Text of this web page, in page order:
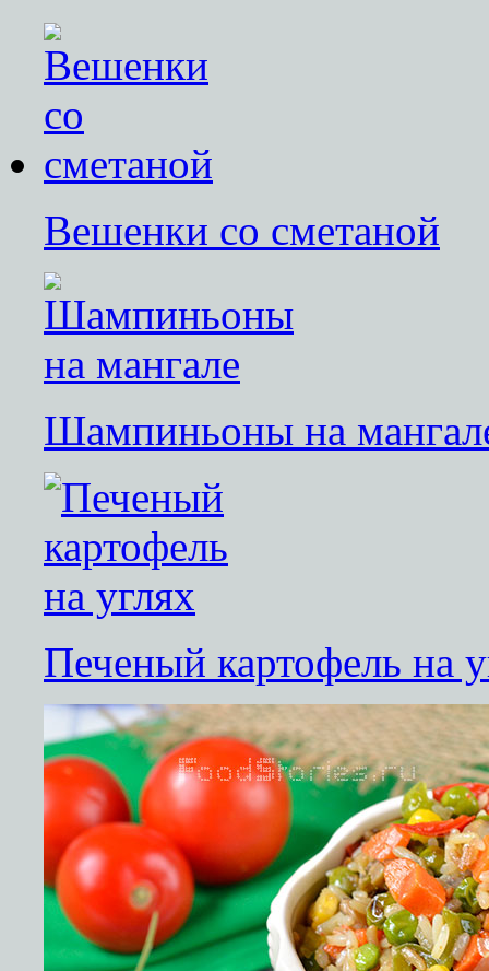
Вешенки со сметаной
Шампиньоны на
Печеный картофель на